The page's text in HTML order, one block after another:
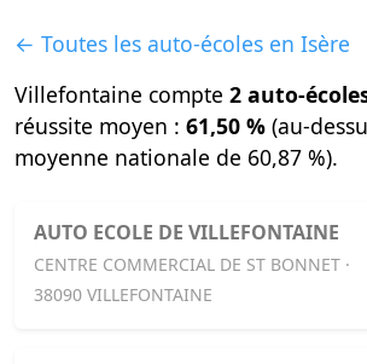
← Toutes les auto-écoles en Isère
Villefontaine compte 2 auto-
réussite moyen : 61,50 % (au-
moyenne nationale de 60,87 %).
AUTO ECOLE DE VILLEFONTAINE
CENTRE COMMERCIAL DE ST BONNET ·
38090 VILLEFONTAINE